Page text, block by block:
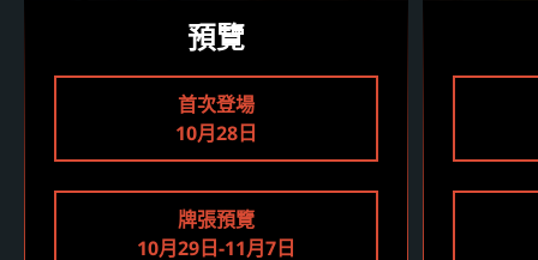
預覽
首次登場
10月28日
牌張預覽
10月29日-11月7日